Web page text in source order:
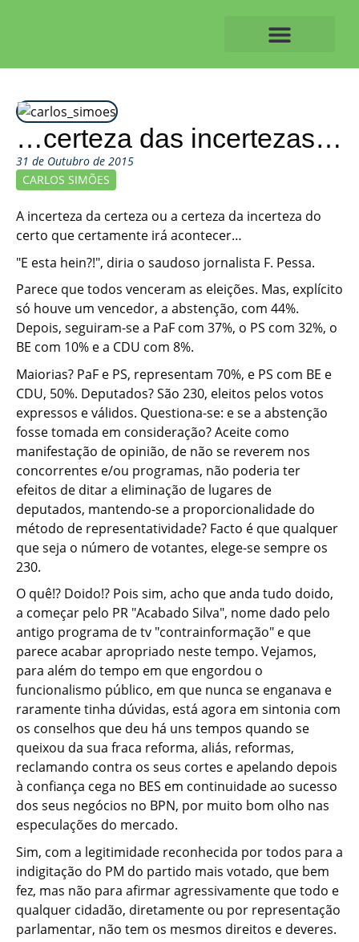
…certeza das incertezas…
31 de Outubro de 2015
CARLOS SIMÕES
A incerteza da certeza ou a certeza da incerteza do
certo que certamente irá acontecer…
"E esta hein?!", diria o saudoso jornalista F. Pessa.
Parece que todos venceram as eleições. Mas, explícito
só houve um vencedor, a abstenção, com 44%.
Depois, seguiram-se a PaF com 37%, o PS com 32%, o
BE com 10% e a CDU com 8%.
Maiorias? PaF e PS, representam 70%, e PS com BE e
CDU, 50%. Deputados? São 230, eleitos pelos votos
expressos e válidos. Questiona-se: e se a abstenção
fosse tomada em consideração? Aceite como
manifestação de opinião, de não se reverem nos
concorrentes e/ou programas, não poderia ter
efeitos de ditar a eliminação de lugares de
deputados, mantendo-se a proporcionalidade do
método de representatividade? Facto é que qualquer
que seja o número de votantes, elege-se sempre os
230.
O quê!? Doido!? Pois sim, acho que anda tudo doido,
a começar pelo PR "Acabado Silva", nome dado pelo
antigo programa de tv "contrainformação" e que
parece acabar apropriado neste tempo. Vejamos,
para além do tempo em que engordou o
funcionalismo público, em que nunca se enganava e
raramente tinha dúvidas, está agora em sintonia com
os conselhos que deu há uns tempos quando se
queixou da sua fraca reforma, aliás, reformas,
reclamando contra os seus cortes e apelando depois
à confiança cega no BES em continuidade ao sucesso
dos seus negócios no BPN, por muito bom olho nas
especulações do mercado.
Sim, com a legitimidade reconhecida por todos para a
indigitação do PM do partido mais votado, que bem
fez, mas não para afirmar agressivamente que todo e
qualquer cidadão, diretamente ou por representação
parlamentar, não tem os mesmos direitos e deveres.